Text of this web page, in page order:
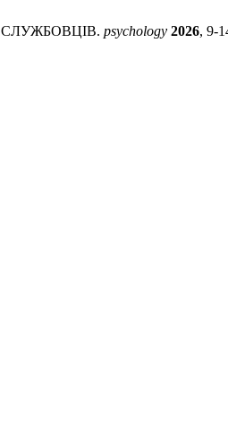
psychology 2026, 9-